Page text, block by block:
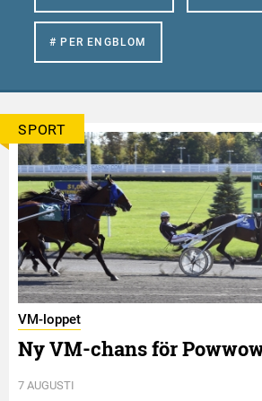
# PER ENGBLOM
SPORT
VM-loppet
Ny VM-chans för
7 AUGUSTI